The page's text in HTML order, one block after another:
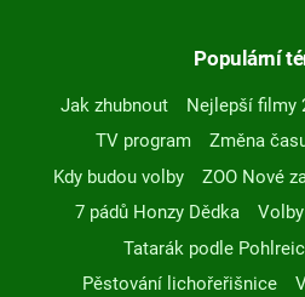
Populární
Jak zhubnout Nejlepší filmy
TV program
Změna
Kdy budou volby
ZOO Nové
7 pádů Honzy Dědka
Tatarák podle
Pěstování lichořeřišnice